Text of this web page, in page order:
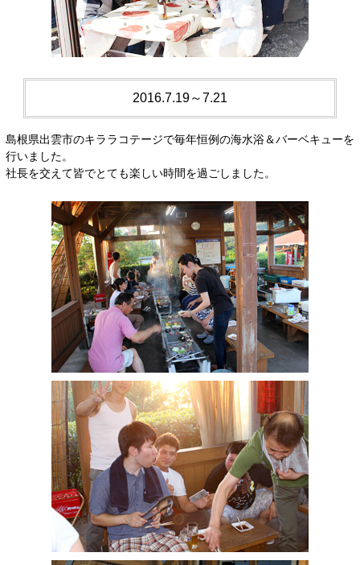
2016.7.19～7.21
島根県出雲市のキララコテージで毎年恒例の海水浴＆バーベキューを
行いました。
社長を交えて皆でとても楽しい時間を過ごしました。